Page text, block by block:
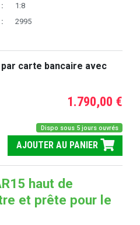
1:8
2995
carte bancaire avec
1.790,00 €
Dispo sous 5 jours ouvrés
AJOUTER AU PANIER
haut de
et prête pour le